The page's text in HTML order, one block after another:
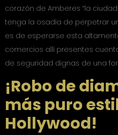
corazón de Amberes “la
tenga la osadía de perpetrar
es de esperarse esta
comercios allí presentes
de seguridad dignas de una
¡Robo de
más puro
Hollywood!